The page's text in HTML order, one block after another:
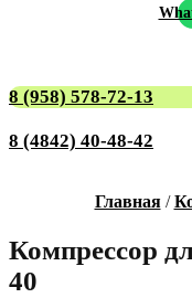
8 (958) 578-72-13
8 (4842) 40-48-42
Главная/
Компрессор
40